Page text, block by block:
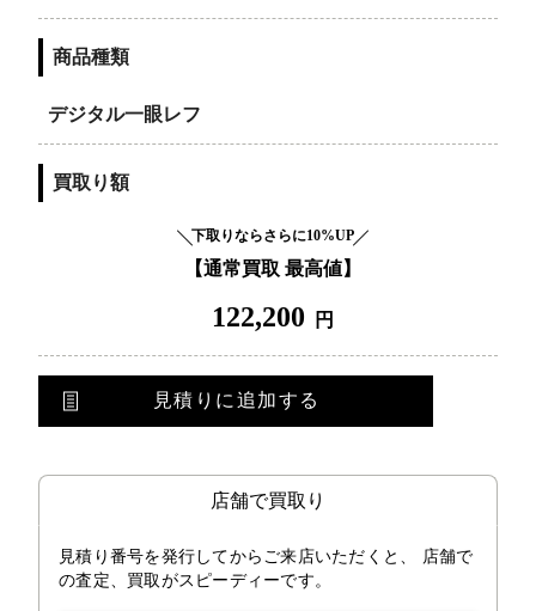
商品種類
デジタル一眼レフ
買取り額
下取りならさらに10%UP
【通常買取 最高値】
122,200 円
見積りに追加する
店舗で買取り
見積り番号を発行してからご来店いただくと、 店舗で
の査定、買取がスピーディーです。